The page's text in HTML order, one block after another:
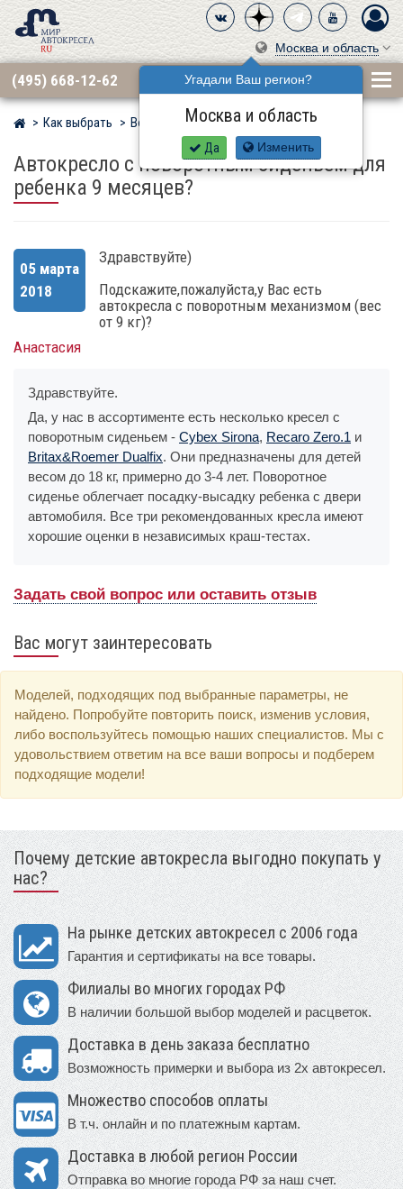
Москва и область
Угадали Ваш регион?
Москва и область
Да Изменить
(495) 668-12-62
Мир детских автокресел
Как выбрать Вопросы
Автокресло с поворотным сиденьем для
ребенка 9 месяцев?
05 марта
2018
Здравствуйте)
Подскажите,пожалуйста,у Вас есть
автокресла с поворотным механизмом (вес
от 9 кг)?
Анастасия
Здравствуйте.
Да, у нас в ассортименте есть несколько кресел с
поворотным сиденьем - Cybex Sirona, Recaro Zero.1 и
Britax&Roemer Dualfix. Они предназначены для детей
весом до 18 кг, примерно до 3-4 лет. Поворотное
сиденье облегчает посадку-высадку ребенка с двери
автомобиля. Все три рекомендованных кресла имеют
хорошие оценки в независимых краш-тестах.
Задать свой вопрос или оставить отзыв
Вас могут заинтересовать
Моделей, подходящих под выбранные параметры, не
найдено. Попробуйте повторить поиск, изменив условия,
либо воспользуйтесь помощью наших специалистов. Мы с
удовольствием ответим на все ваши вопросы и подберем
подходящие модели!
Почему детские автокресла выгодно покупать у
нас?
На рынке детских автокресел с 2006 года
Гарантия и сертификаты на все товары.
Филиалы во многих городах РФ
В наличии большой выбор моделей и расцветок.
Доставка в день заказа бесплатно
Возможность примерки и выбора из 2х автокресел.
Множество способов оплаты
В т.ч. онлайн и по платежным картам.
Доставка в любой регион России
Отправка во многие города РФ за наш счет.